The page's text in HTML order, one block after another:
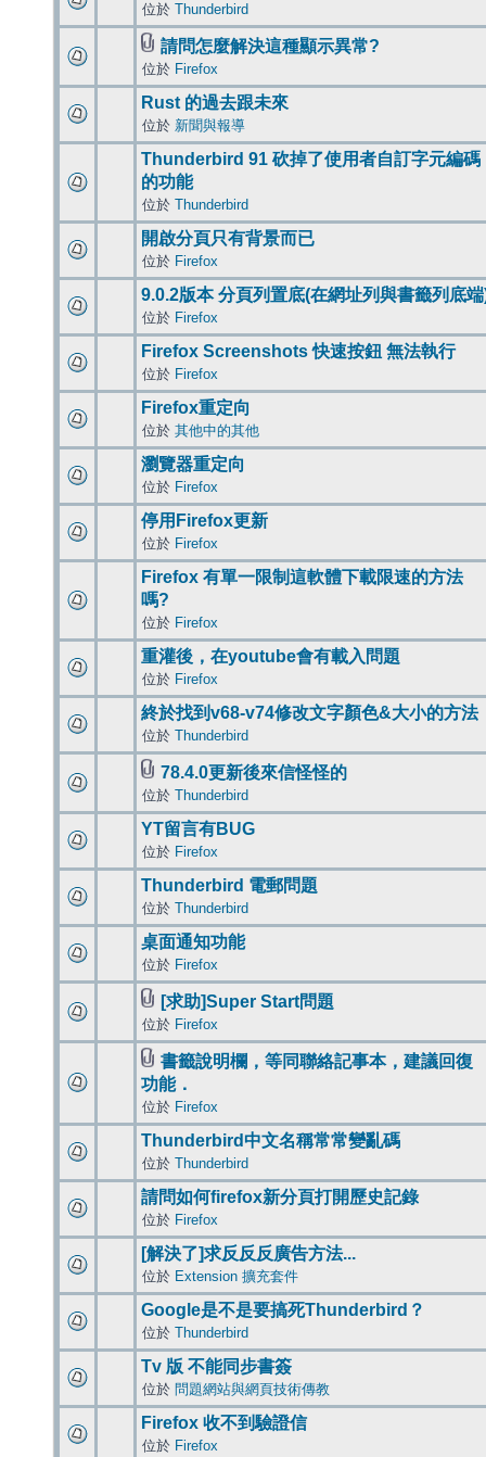
位於 Thunderbird
請問怎麼解決這種顯示異常?
位於 Firefox
Rust 的過去跟未來
位於 新聞與報導
Thunderbird 91 砍掉了使用者自訂字元編碼
的功能
位於 Thunderbird
開啟分頁只有背景而已
位於 Firefox
9.0.2版本 分頁列置底(在網址列與書籤列底
位於 Firefox
Firefox Screenshots 快速按鈕 無法執行
位於 Firefox
Firefox重定向
位於 其他中的其他
瀏覽器重定向
位於 Firefox
停用Firefox更新
位於 Firefox
Firefox 有單一限制這軟體下載限速的方法
嗎?
位於 Firefox
重灌後，在youtube會有載入問題
位於 Firefox
終於找到v68-v74修改文字顏色&大小的方法
位於 Thunderbird
78.4.0更新後來信怪怪的
位於 Thunderbird
YT留言有BUG
位於 Firefox
Thunderbird 電郵問題
位於 Thunderbird
桌面通知功能
位於 Firefox
[求助]Super Start問題
位於 Firefox
書籤說明欄，等同聯絡記事本，建議回復
功能．
位於 Firefox
Thunderbird中文名稱常常變亂碼
位於 Thunderbird
請問如何firefox新分頁打開歷史記錄
位於 Firefox
[解決了]求反反反廣告方法...
位於 Extension 擴充套件
Google是不是要搞死Thunderbird？
位於 Thunderbird
Tv 版 不能同步書簽
位於 問題網站與網頁技術傳教
Firefox 收不到驗證信
位於 Firefox